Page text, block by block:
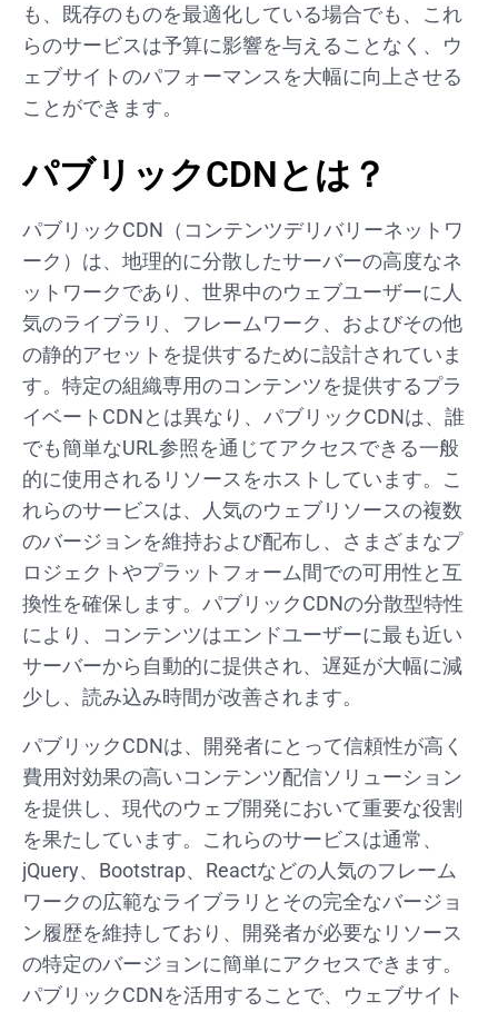
も、既存のものを最適化している場合でも、これ
らのサービスは予算に影響を与えることなく、ウ
ェブサイトのパフォーマンスを大幅に向上させる
ことができます。
パブリックCDNとは？
パブリックCDN（コンテンツデリバリーネットワ
ーク）は、地理的に分散したサーバーの高度なネ
ットワークであり、世界中のウェブユーザーに人
気のライブラリ、フレームワーク、およびその他
の静的アセットを提供するために設計されていま
す。特定の組織専用のコンテンツを提供するプラ
イベートCDNとは異なり、パブリックCDNは、誰
でも簡単なURL参照を通じてアクセスできる一般
的に使用されるリソースをホストしています。こ
れらのサービスは、人気のウェブリソースの複数
のバージョンを維持および配布し、さまざまなプ
ロジェクトやプラットフォーム間での可用性と互
換性を確保します。パブリックCDNの分散型特性
により、コンテンツはエンドユーザーに最も近い
サーバーから自動的に提供され、遅延が大幅に減
少し、読み込み時間が改善されます。
パブリックCDNは、開発者にとって信頼性が高く
費用対効果の高いコンテンツ配信ソリューション
を提供し、現代のウェブ開発において重要な役割
を果たしています。これらのサービスは通常、
jQuery、Bootstrap、Reactなどの人気のフレーム
ワークの広範なライブラリとその完全なバージョ
ン履歴を維持しており、開発者が必要なリソース
の特定のバージョンに簡単にアクセスできます。
パブリックCDNを活用することで、ウェブサイト